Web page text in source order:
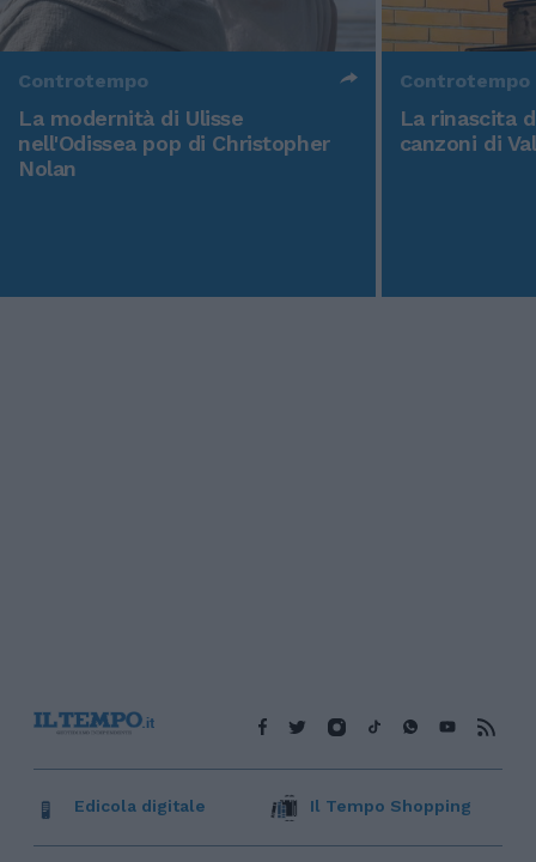
Controtempo
La modernità di Ulisse
nell'Odissea pop di Christopher
Nolan
Controtempo
La rinascita
canzoni di
Edicola digitale Il Tempo Shopping